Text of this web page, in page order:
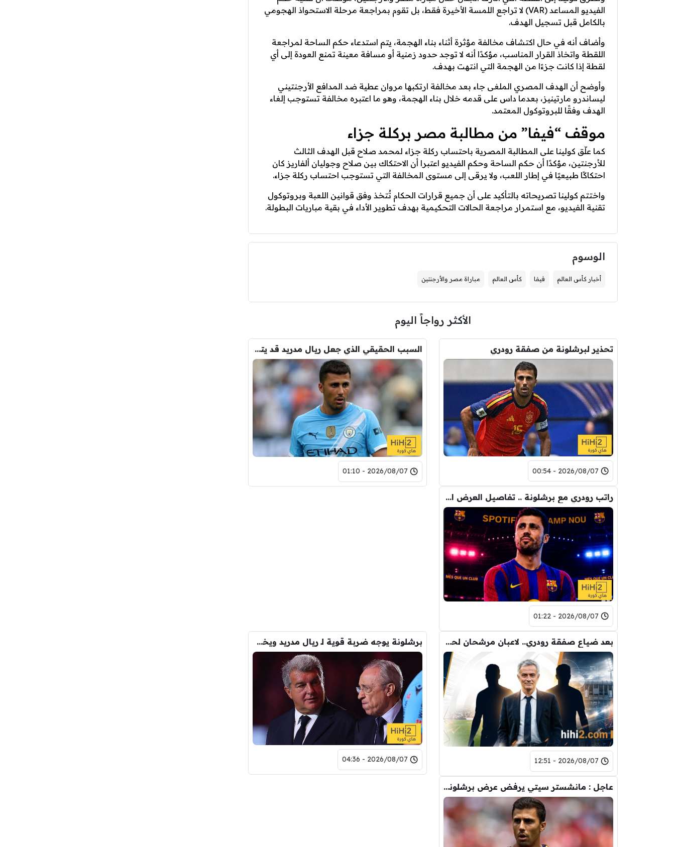
الفيديو المساعد (VAR) لا تراجع اللمسة الأخيرة فقط، بل تقوم بمراجعة مرحلة الاستحواذ الهجومي
بالكامل قبل تسجيل الهدف.
وأضاف أنه في حال اكتشاف مخالفة مؤثرة أثناء بناء الهجمة، يتم استدعاء حكم الساحة لمراجعة
اللقطة واتخاذ القرار المناسب، مؤكدًا أنه لا توجد حدود زمنية أو مسافة معينة تمنع العودة إلى أي
لقطة إذا كانت جزءًا من الهجمة التي انتهت بهدف.
وأوضح أن الهدف المصري الملغى جاء بعد مخالفة ارتكبها مروان عطية ضد المدافع الأرجنتيني
ليساندرو مارتينيز، بعدما داس على قدمه خلال بناء الهجمة، وهو ما اعتبره مخالفة تستوجب إلغاء
الهدف وفقًا للبروتوكول المعتمد.
موقف “فيفا” من مطالبة مصر بركلة جزاء
كما علّق كولينا على المطالبة المصرية باحتساب ركلة جزاء لمحمد صلاح قبل الهدف الثالث
للأرجنتين، مؤكدًا أن حكم الساحة وحكم الفيديو اعتبرا أن الاحتكاك بين صلاح وجوليان ألفاريز كان
احتكاكًا طبيعيًا في إطار اللعب، ولا يرقى إلى مستوى المخالفة التي تستوجب احتساب ركلة جزاء.
واختتم كولينا تصريحاته بالتأكيد على أن جميع قرارات الحكام تُتخذ وفق قوانين اللعبة وبروتوكول
تقنية الفيديو، مع استمرار مراجعة الحالات التحكيمية بهدف تطوير الأداء في بقية مباريات البطولة.
الوسوم
أخبار كأس العالم فيفا كأس العالم مباراة مصر والأرجنتين
الأكثر رواجاً اليوم
تحذير لبرشلونة من صفقة رودري
2026/08/07 - 00:54
السبب الحقيقي الذي جعل ريال مدريد قد يتنازل لبرشلونة عن رودري
2026/08/07 - 01:10
راتب رودري مع برشلونة .. تفاصيل العرض الأول
2026/08/07 - 01:22
بعد ضياع صفقة رودري.. لاعبان مرشحان لحل أزمة ريال مدريد
2026/08/07 - 12:51
برشلونة يوجه ضربة قوية لـ ريال مدريد ويخفي صفقته التاريخية
2026/08/07 - 04:36
عاجل : مانشستر سيتي يرفض عرض برشلونة الاول لضم رودري.. ويسخر من قيمته